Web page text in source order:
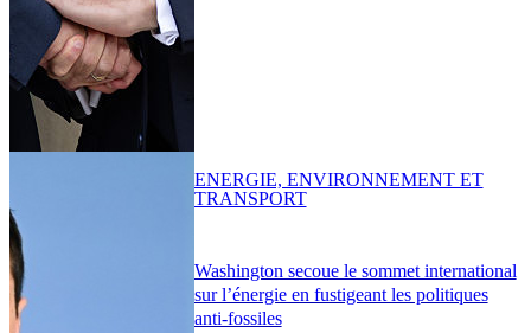
Washington secoue le sommet international
sur l’énergie en fustigeant les politiques
anti-fossiles
ENERGIE, ENVIRONNEMENT ET
TRANSPORT